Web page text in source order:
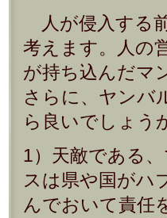
人が侵入する
考えます。人の
が持ち込んだマ
さらに、ヤンバ
ら良いでしょう
1）天敵である
スは県や国がハ
んでおいて責任